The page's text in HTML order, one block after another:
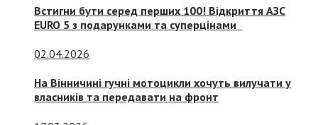
Встигни бути серед перших 100! Відкриття АЗС
EURO 5 з подарунками та суперцінами
02.04.2026
На Вінничині гучні мотоцикли хочуть вилучати у
власників та передавати на фронт